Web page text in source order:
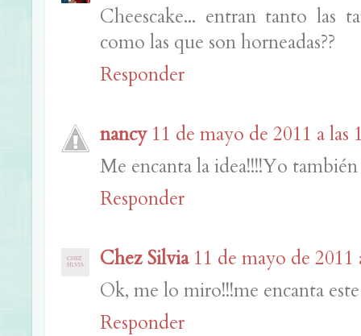
Cheescake... entran tanto las
como las que son horneadas??
Responder
nancy 11 de mayo de 2011 a las
Me encanta la idea!!!!Yo
Responder
Chez Silvia 11 de mayo de 2011
Ok, me lo miro!!!me encanta este
Responder